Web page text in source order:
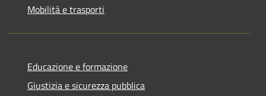
Mobilità e trasporti
Educazione e formazione
Giustizia e sicurezza pubblica